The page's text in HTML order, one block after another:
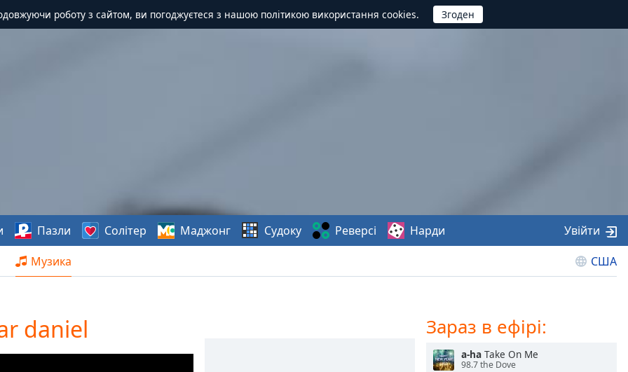
роботу з сайтом, ви погоджуєтеся з нашою політикою використання cookies.
Музика США
Пазли Солітер Маджонг Судоку Реверсі Нарди Увійти
daniel Зараз в ефірі:
a-ha Take On Me
98.7 the Dove